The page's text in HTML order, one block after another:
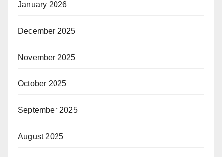
January 2026
December 2025
November 2025
October 2025
September 2025
August 2025